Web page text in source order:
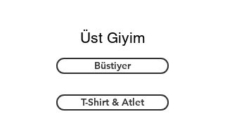
Üst Giyim
Büstiyer
T-Shirt & Atlet